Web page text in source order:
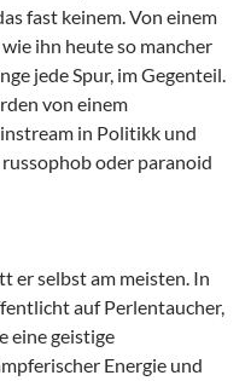
fast keinem. Von einem
ihn heute so mancher
jede Spur, im Gegenteil.
von einem
in Politikk und
oder paranoid
er selbst am meisten. In
auf Perlentaucher,
eine geistige
Energie und